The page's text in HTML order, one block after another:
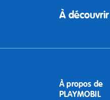
À
À propos de
PLAYMOBIL